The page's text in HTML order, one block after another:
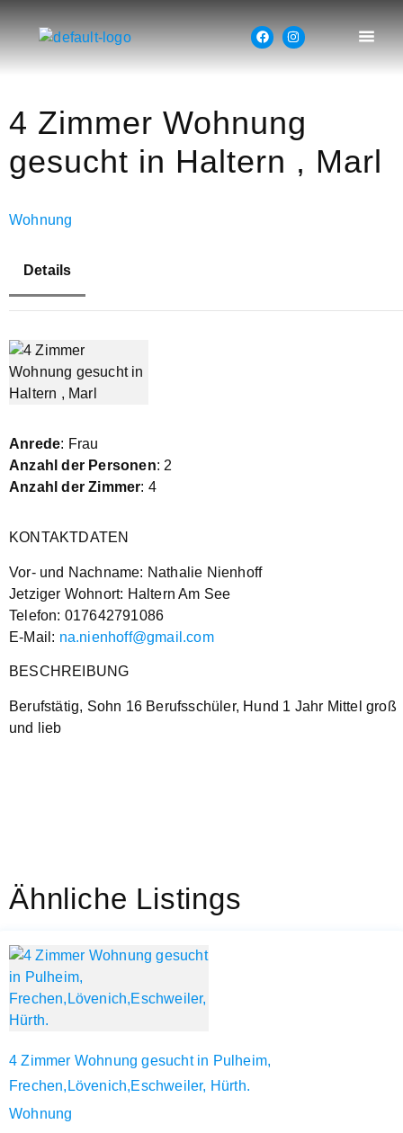
4 Zimmer Wohnung
gesucht in Haltern , Marl
Wohnung
Details
Anrede: Frau
Anzahl der Personen: 2
Anzahl der Zimmer: 4
KONTAKTDATEN
Vor- und Nachname: Nathalie Nienhoff
Jetziger Wohnort: Haltern Am See
Telefon: 017642791086
E-Mail: na.nienhoff@gmail.com
BESCHREIBUNG
Berufstätig, Sohn 16 Berufsschüler, Hund 1 Jahr Mittel groß
und lieb
Ähnliche Listings
4 Zimmer Wohnung gesucht in Pulheim,
Frechen,Lövenich,Eschweiler, Hürth.
Wohnung